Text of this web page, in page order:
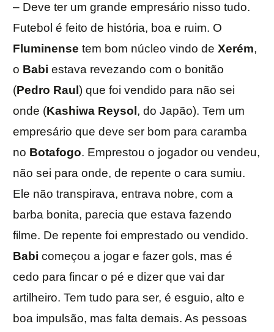
– Deve ter um grande empresário nisso tudo.
Futebol é feito de história, boa e ruim. O
Fluminense tem bom núcleo vindo de Xerém,
o Babi estava revezando com o bonitão
(Pedro Raul ) que foi vendido para não sei
onde (Kashiwa Reysol , do Japão). Tem um
empresário que deve ser bom para caramba
no Botafogo. Emprestou o jogador ou vendeu,
não sei para onde, de repente o cara sumiu.
Ele não transpirava, entrava nobre, com a
barba bonita, parecia que estava fazendo
filme. De repente foi emprestado ou vendido.
Babi começou a jogar e fazer gols, mas é
cedo para fincar o pé e dizer que vai dar
artilheiro. Tem tudo para ser, é esguio, alto e
boa impulsão, mas falta demais. As pessoas